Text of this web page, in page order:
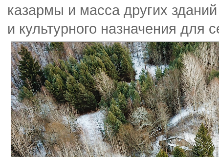
казармы и масса других
и культурного назначения